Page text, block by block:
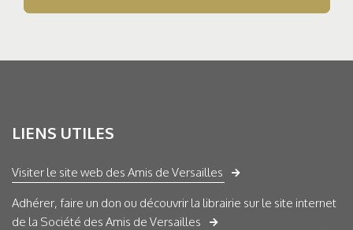
LIENS UTILES
Visiter le site web des Amis de Versailles
Adhérer, faire un don ou découvrir la librairie sur le site internet
de la Société des Amis de Versailles